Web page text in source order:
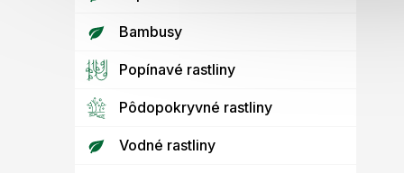
Bambusy
Popínavé rastliny
Pôdopokryvné rastliny
Vodné rastliny